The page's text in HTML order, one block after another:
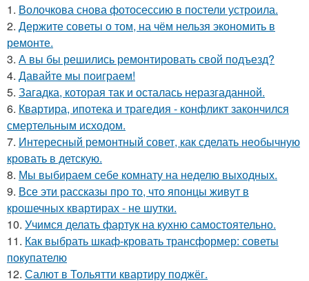
1. Волочкова снова фотосессию в постели устроила.
2. Держите советы о том, на чём нельзя экономить в
ремонте.
3. А вы бы решились ремонтировать свой подъезд?
4. Давайте мы поиграем!
5. Загадка, которая так и осталась неразгаданной.
6. Квартира, ипотека и трагедия - конфликт закончился
смертельным исходом.
7. Интересный ремонтный совет, как сделать необычную
кровать в детскую.
8. Мы выбираем себе комнату на неделю выходных.
9. Все эти рассказы про то, что японцы живут в
крошечных квартирах - не шутки.
10. Учимся делать фартук на кухню самостоятельно.
11. Как выбрать шкаф-кровать трансформер: советы
покупателю
12. Салют в Тольятти квартиру поджёг.